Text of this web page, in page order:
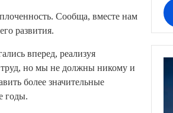
Сообща, вместе нам
развития.
вперед, реализуя
труд, но мы не должны никому и
более значительные
годы.